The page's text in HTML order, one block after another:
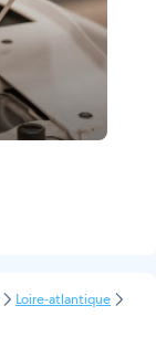
Loire-atlantique